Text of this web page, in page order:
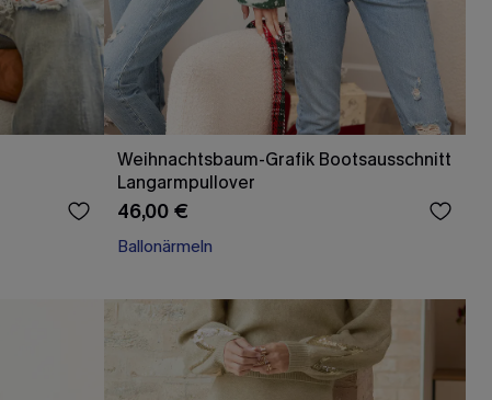
Weihnachtsbaum-Grafik Bootsausschnitt
Langarmpullover
46,00 €
Ballonärmeln